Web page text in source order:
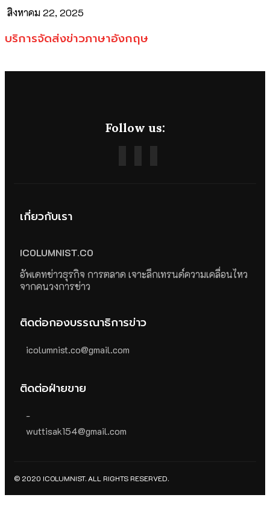
สิงหาคม 22, 2025
บริการจัดส่งข่าวภาษาอังกฤษ
Follow us:
เกี่ยวกับเรา
ICOLUMNIST.CO
อัพเดทข่าวธุรกิจ การตลาด เจาะลึกเทรนด์ความเคลื่อนไหว
จากคนวงการข่าว
ติดต่อกองบรรณาธิการข่าว
icolumnist.co@gmail.com
ติดต่อฝ่ายขาย
-
wuttisak154@gmail.com
© 2020 ICOLUMNIST. ALL RIGHTS RESERVED.